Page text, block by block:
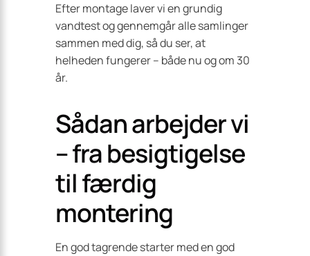
Efter montage laver vi en grundig
vandtest og gennemgår alle samlinger
sammen med dig, så du ser, at
helheden fungerer – både nu og om 30
år.
Sådan arbejder vi
– fra besigtigelse
til færdig
montering
En god tagrende starter med en god